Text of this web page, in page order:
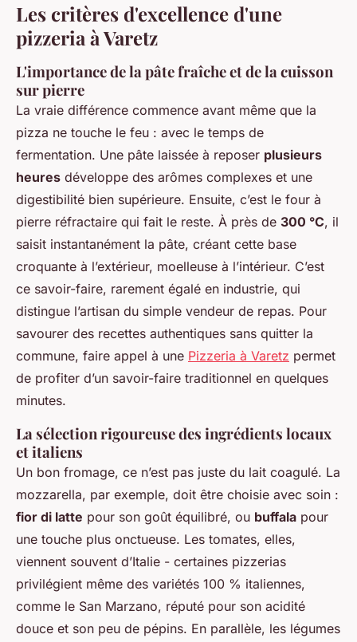
Les critères d'excellence d'une
pizzeria à Varetz
L'importance de la pâte fraîche et de la cuisson
sur pierre
La vraie différence commence avant même que la
pizza ne touche le feu : avec le temps de
fermentation. Une pâte laissée à reposer plusieurs
heures développe des arômes complexes et une
digestibilité bien supérieure. Ensuite, c’est le four à
pierre réfractaire qui fait le reste. À près de 300 °C, il
saisit instantanément la pâte, créant cette base
croquante à l’extérieur, moelleuse à l’intérieur. C’est
ce savoir-faire, rarement égalé en industrie, qui
distingue l’artisan du simple vendeur de repas. Pour
savourer des recettes authentiques sans quitter la
commune, faire appel à une Pizzeria à Varetz permet
de profiter d’un savoir-faire traditionnel en quelques
minutes.
La sélection rigoureuse des ingrédients locaux
et italiens
Un bon fromage, ce n’est pas juste du lait coagulé. La
mozzarella, par exemple, doit être choisie avec soin :
fior di latte pour son goût équilibré, ou buffala pour
une touche plus onctueuse. Les tomates, elles,
viennent souvent d’Italie - certaines pizzerias
privilégient même des variétés 100 % italiennes,
comme le San Marzano, réputé pour son acidité
douce et son peu de pépins. En parallèle, les légumes